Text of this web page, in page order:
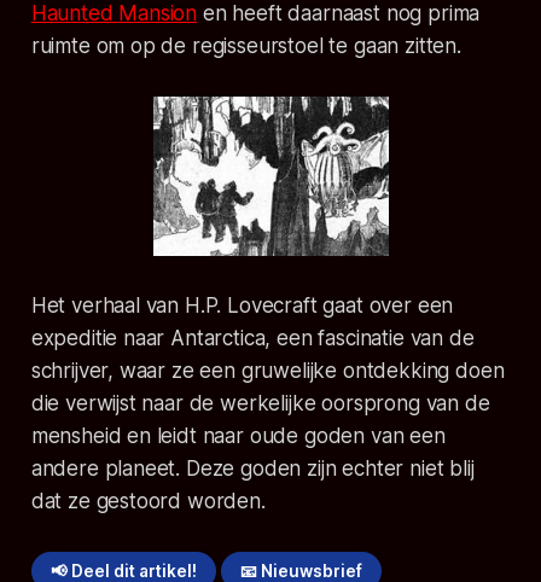
Haunted Mansion en heeft daarnaast nog prima
ruimte om op de regisseurstoel te gaan zitten.
Het verhaal van H.P. Lovecraft gaat over een
expeditie naar Antarctica, een fascinatie van de
schrijver, waar ze een gruwelijke ontdekking doen
die verwijst naar de werkelijke oorsprong van de
mensheid en leidt naar oude goden van een
andere planeet. Deze goden zijn echter niet blij
dat ze gestoord worden.
📢 Deel dit artikel! 📧 Nieuwsbrief